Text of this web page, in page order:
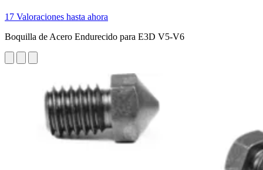
17 Valoraciones hasta ahora
Boquilla de Acero Endurecido para E3D V5-V6